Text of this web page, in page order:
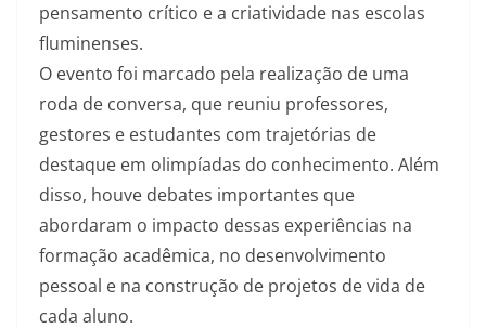
pensamento crítico e a criatividade nas escolas
fluminenses.
O evento foi marcado pela realização de uma
roda de conversa, que reuniu professores,
gestores e estudantes com trajetórias de
destaque em olimpíadas do conhecimento. Além
disso, houve debates importantes que
abordaram o impacto dessas experiências na
formação acadêmica, no desenvolvimento
pessoal e na construção de projetos de vida de
cada aluno.